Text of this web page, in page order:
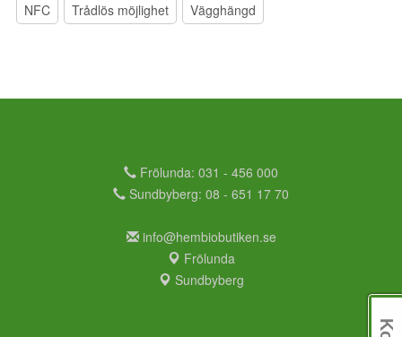
NFC
Trådlös möjlighet Vägghängd
Frölunda: 031 - 456 000
Sundbyberg: 08 - 651 17 70
info@hembiobutiken.se
Frölunda
Sundbyberg